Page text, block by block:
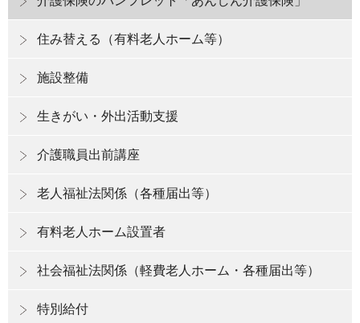
住み替える（有料老人ホーム等）
施設整備
生きがい・外出活動支援
介護職員出前講座
老人福祉法関係（各種届出等）
有料老人ホーム設置者
社会福祉法関係（軽費老人ホーム・各種届出等）
特別給付